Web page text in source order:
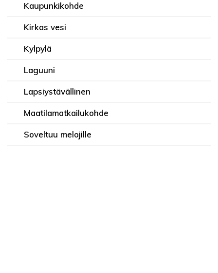
Kaupunkikohde
Kirkas vesi
Kylpylä
Laguuni
Lapsiystävällinen
Maatilamatkailukohde
Soveltuu melojille